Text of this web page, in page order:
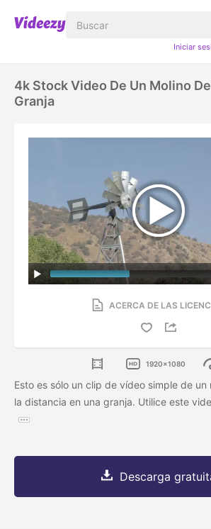
Iniciar
4k Stock Video De Un Molino
Granja
ACERCA DE LAS
1920x1080
Esto es sólo un clip de vídeo simple de un
la distancia en una granja. Utilice este
Descarga